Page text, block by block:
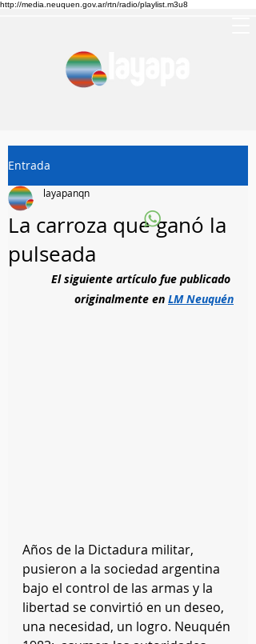
http://media.neuquen.gov.ar/rtn/radio/playlist.m3u8
Entrada
La carroza que ganó la
pulseada
layapanqn
El siguiente artículo fue publicado
originalmente en LM Neuquén
Años de la Dictadura militar,
pusieron a la sociedad argentina
bajo el control de las armas y la
libertad se convirtió en un deseo,
una necesidad, un logro. Neuquén